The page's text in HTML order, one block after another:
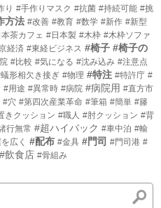
り #手作りマスク #抗菌 #持続可能 #挑
方法 #改善 #教育 #数学 #新作 #新型
茶カフェ #日本製 #木枠 #木枠ソファ
経済 #東経ビジネス #椅子 #椅子の
#比較 #気になる #沈み込み #注意点
形相欠き接ぎ #物理 #特注 #特許庁 #
#用途 #異常時 #病院 #病院用 #直方市
#穴 #第四次産業革命 #筆箱 #簡単 #籐
きクッション #職人 #肘クッション #背
行無常 #超ハイバック #車中泊 #輸
広く #配布 #金具 #門司 #門司港 #
#飲食店 #骨組み